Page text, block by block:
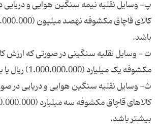
پ- وسایل نقلیه نیمه سنگین هوایی و دریایی
ت - وسایل نقلیه سنگینی در صورتی که ارزش
ث- وسایل نقلیه سنگین هوایی و دریایی در